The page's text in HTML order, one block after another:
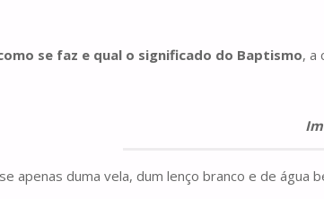
se faz e qual o significado do Baptismo, a
apenas duma vela, dum lenço branco e de água